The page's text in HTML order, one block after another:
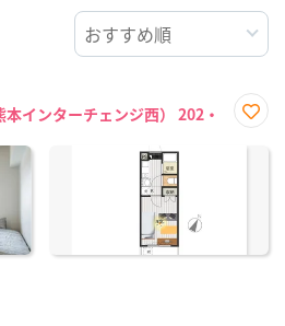
インターチェンジ西） 202・
に入